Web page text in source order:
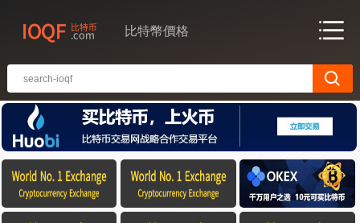
比特幣價格